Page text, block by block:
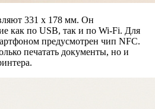
331 х 178 мм. Он
как по USB, так и по Wi-Fi. Для
предусмотрен чип NFC.
печатать документы, но и